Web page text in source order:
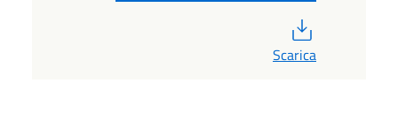
Scarica